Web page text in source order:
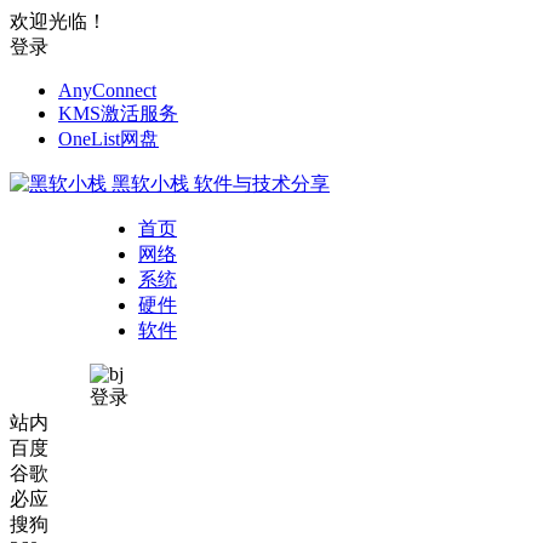
欢迎光临！
登录
AnyConnect
KMS激活服务
OneList网盘
黑软小栈 软件与技术分享
首页
网络
系统
硬件
软件
登录
站内
百度
谷歌
必应
搜狗